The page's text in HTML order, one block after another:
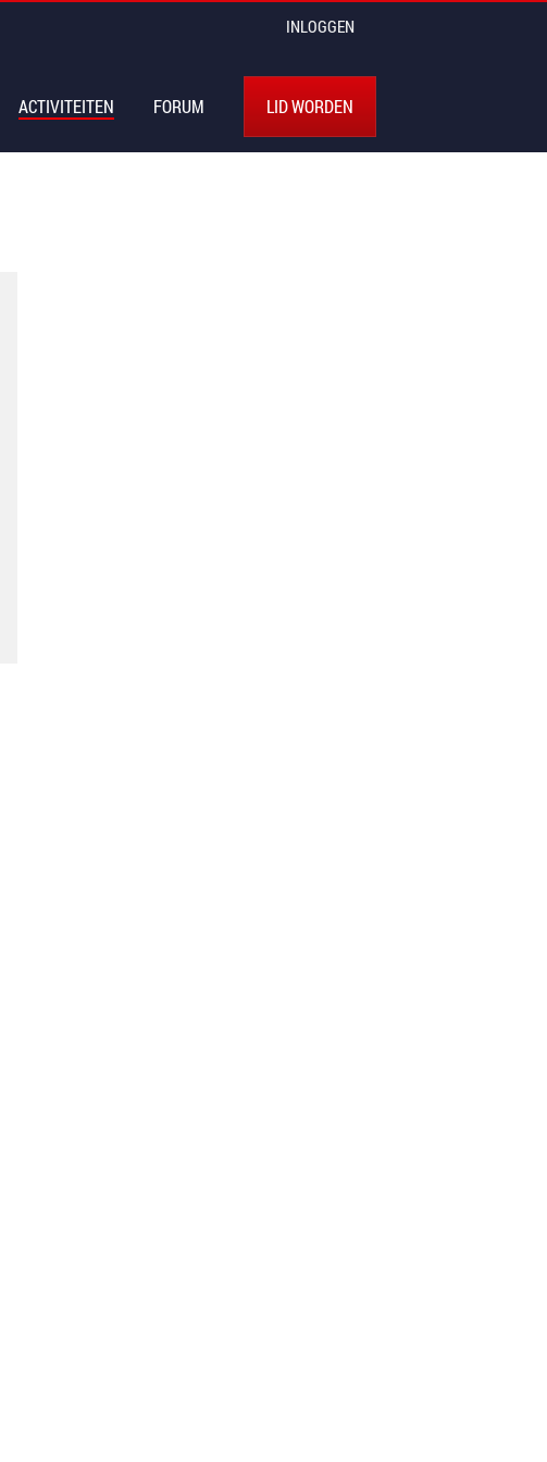
INLOGGEN
ACTIVITEITEN FORUM LID WORDEN